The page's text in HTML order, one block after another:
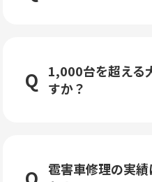
1,000台を超える
すか？
雹害車修理の実